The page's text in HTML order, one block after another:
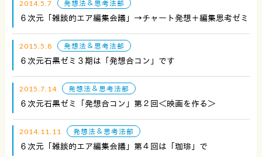
2014.5.7 発想法＆思考法部
６次元「雑談的エア編集会議」→チャート発想＋編集思考ゼミ
2015.5.8 発想法＆思考法部
６次元石黒ゼミ３期は「発想合コン」です
2015.7.14 発想法＆思考法部
６次元石黒ゼミ「発想合コン」第２回＜映画を作る＞
2014.11.11 発想法＆思考法部
６次元「雑談的エア編集会議」第４回は「珈琲」で